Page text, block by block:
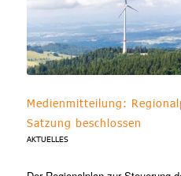
Medienmitteilung:
Satzung beschlossen
AKTUELLES